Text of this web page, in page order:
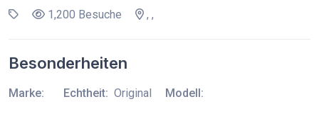
1,200 Besuche , ,
Besonderheiten
Marke: Echtheit: Original Modell: